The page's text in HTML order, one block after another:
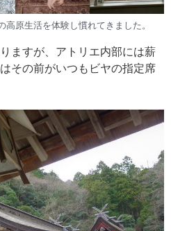
原生活を体験し慣れてきました。
ますが、アトリエ内部には薪
その前がいつもビヤの指定席